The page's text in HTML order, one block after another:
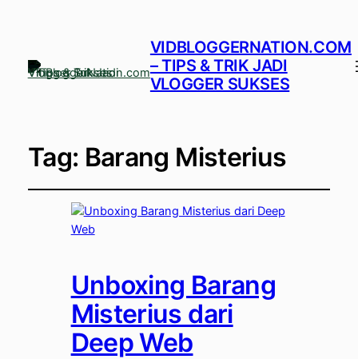
VIDBLOGGERNATION.COM
– TIPS & TRIK JADI
VLOGGER SUKSES
Tag: Barang Misterius
Unboxing Barang
Misterius dari
Deep Web